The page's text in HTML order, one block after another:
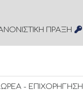
ΠΡΑΞΗ
- ΕΠΙΧΟΡΗΓΗΣΗ